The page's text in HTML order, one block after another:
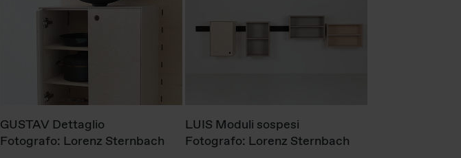
GUSTAV Dettaglio
Fotografo: Lorenz Sternbach
LUIS Moduli sospesi
Fotografo: Lorenz Sternbach